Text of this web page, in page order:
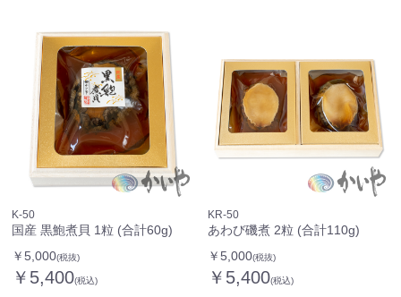
K-50
国産 黒鮑煮貝 1粒 (合計60g)
￥5,000(税抜)
￥5,400(税込)
KR-50
あわび磯煮 2粒 (合計110g)
￥5,000(税抜)
￥5,400(税込)